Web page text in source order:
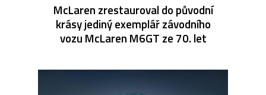
McLaren zrestauroval do původní
krásy jediný exemplář závodního
vozu McLaren M6GT ze 70. let